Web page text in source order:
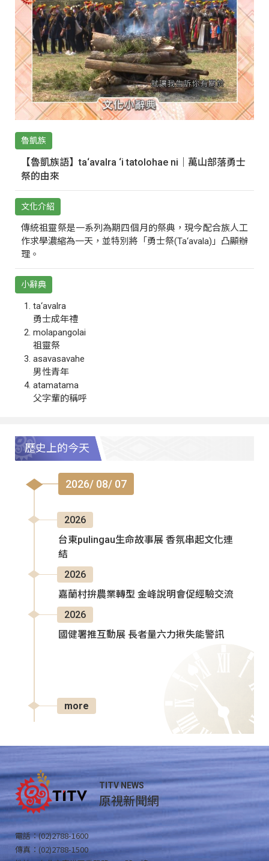
魯凱族
【魯凱族語】ta‘avalra ‘i tatolohae ni｜萬山部落勇士
祭的由來
文化介紹
傳統祖靈祭是一系列為期四個月的祭典，現今配合族人工
作求學濃縮為一天，並特別將「勇士祭(Ta‘avala)」凸顯辦
理。
小辭典
ta‘avalra
勇士成年禮
molapangolai
祖靈祭
asavasavahe
男性青年
atamatama
父字輩的稱呼
歷史上的今天
2026/ 08/ 07
2026
台東pulingau生命故事展 香氛串起文化連
結
2026
嘉蘭村拚農業轉型 金峰說明會促經驗交流
2026
國健署推互動展 長者量六力揪失能警訊
more
TITV NEWS
原視新聞網
電話：(02)2788-1600
傳真：(02)2788-1500